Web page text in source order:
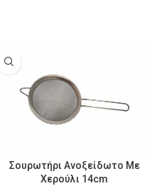
Σουρωτήρι Ανοξείδωτο Με
Χερούλι 14cm